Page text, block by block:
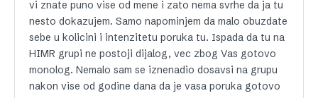
vi znate puno vise od mene i zato nema svrhe da ja tu
nesto dokazujem. Samo napominjem da malo obuzdate
sebe u kolicini i intenzitetu poruka tu. Ispada da tu na
HIMR grupi ne postoji dijalog, vec zbog Vas gotovo
monolog. Nemalo sam se iznenadio dosavsi na grupu
nakon vise od godine dana da je vasa poruka gotovo